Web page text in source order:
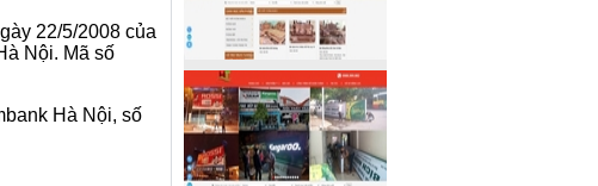
22/5/2008 của
Nội. Mã số
Hà Nội, số